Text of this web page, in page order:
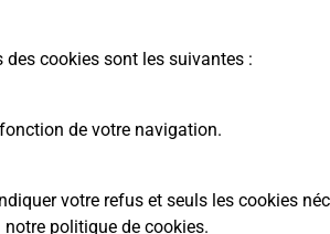
cookies sont les suivantes :
de votre navigation.
votre refus et seuls les cookies
notre politique de cookies.